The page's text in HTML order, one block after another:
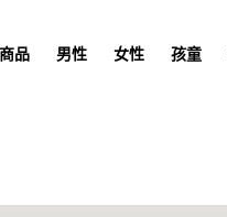
品 男性 女性 孩童